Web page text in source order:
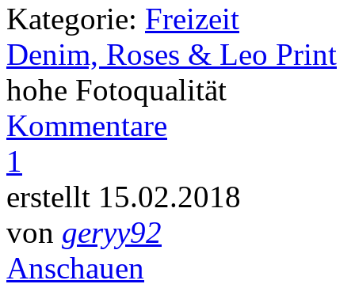
Kategorie: Freizeit
Denim, Roses & Leo Print
hohe Fotoqualität
Kommentare
1
erstellt 15.02.2018
von geryy92
Anschauen